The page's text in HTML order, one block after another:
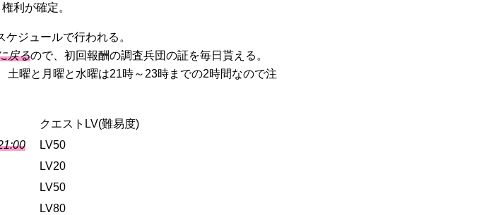
利が確定。
ジュールで行われる。
戻るので、初回報酬の調査兵団の証を毎日貰える。
曜と月曜と水曜は21時～23時までの2時間なので注
クエストLV(難易度)
LV50
LV20
LV50
LV80